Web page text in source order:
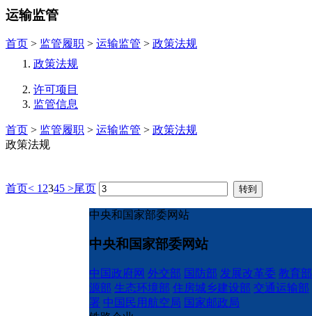
运输监管
首页 > 监管履职 > 运输监管 > 政策法规
政策法规
许可项目
监管信息
首页 > 监管履职 > 运输监管 > 政策法规
政策法规
首页< 1 2345 >尾页
中央和国家部委网站
中央和国家部委网站
中国政府网 外交部 国防部 发展改革委 教育部
源部 生态环境部 住房城乡建设部 交通运输部
署 中国民用航空局 国家邮政局